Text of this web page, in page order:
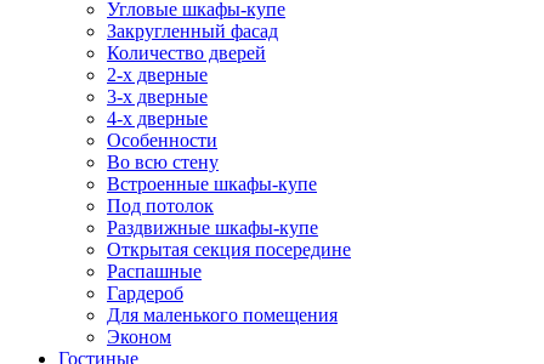
Угловые шкафы-купе
Закругленный фасад
Количество дверей
2-х дверные
3-х дверные
4-х дверные
Особенности
Во всю стену
Встроенные шкафы-купе
Под потолок
Раздвижные шкафы-купе
Открытая секция посередине
Распашные
Гардероб
Для маленького помещения
Эконом
Гостиные